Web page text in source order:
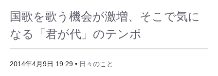
国歌を歌う機会が激増、そこで気に
なる「君が代」のテンポ
2014年4月9日 19:29 • 日々のこと